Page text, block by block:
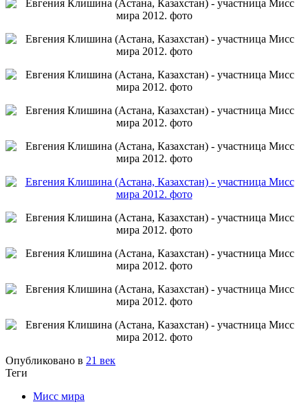
Опубликовано в 21 век
Теги
Мисс мира